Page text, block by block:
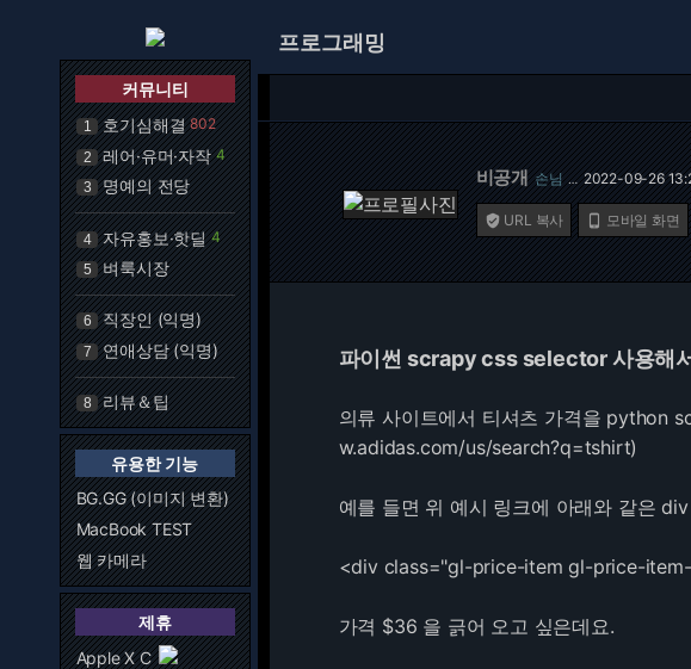
커뮤니티
1 호기심해결 802
2 레어·유머·자작 4
3 명예의 전당
4 자유홍보·핫딜 4
5 벼룩시장
6 직장인 (익명)
7 연애상담 (익명)
8 리뷰＆팁
유용한 기능
BG.GG (이미지 변환)
MacBook TEST
웹 카메라
제휴
Apple X C
프로그래밍
비공개 손님 … 2022-09-26
 URL 복사  모바일 화면
파이썬 scrapy css selector 사용해
의류 사이트에서 티셔츠 가격을 python
w.adidas.com/us/search?q=tshirt)
예를 들면 위 예시 링크에 아래와 같은
<div class="gl-price-item gl-price-
가격 $36 을 긁어 오고 싶은데요.